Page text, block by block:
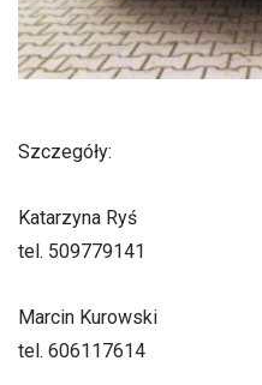
Szczegóły:
Katarzyna Ryś
tel. 509779141
Marcin Kurowski
tel. 606117614